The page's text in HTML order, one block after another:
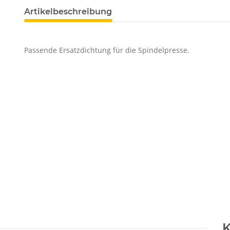
Artikelbeschreibung
Passende Ersatzdichtung für die Spindelpresse.